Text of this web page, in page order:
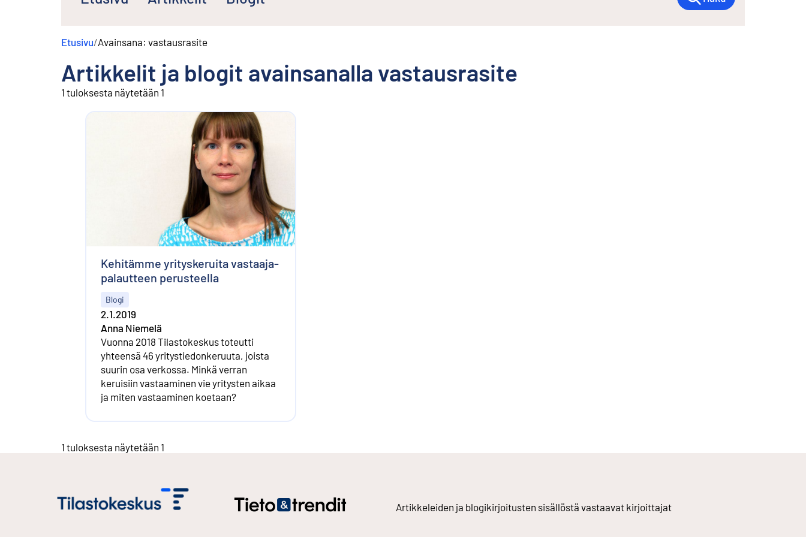
Etusivu/Avainsana: vastausrasite
Artikkelit ja blogit avainsanalla vastausrasite
1 tuloksesta näytetään 1
Kehitämme yrityskeruita vastaaja­
palautteen perusteella
Blogi
2.1.2019
Anna Niemelä
Vuonna 2018 Tilasto­keskus toteutti
yhteensä 46 yritys­tiedonkeruuta, joista
suurin osa verkossa. Minkä verran
keruisiin vastaaminen vie yritysten aikaa
ja miten vastaaminen koetaan?
1 tuloksesta näytetään 1
Artikkeleiden ja blogikirjoitusten sisällöstä vastaavat kirjoittajat